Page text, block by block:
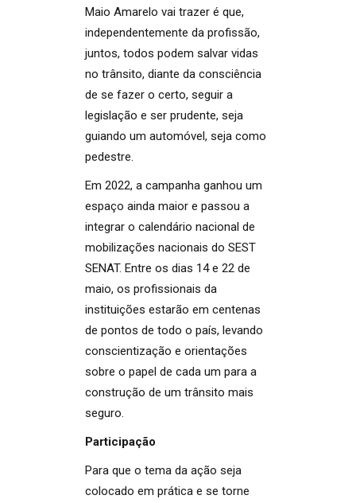
Maio Amarelo vai trazer é que,
independentemente da profissão,
juntos, todos podem salvar vidas
no trânsito, diante da consciência
de se fazer o certo, seguir a
legislação e ser prudente, seja
guiando um automóvel, seja como
pedestre.
Em 2022, a campanha ganhou um
espaço ainda maior e passou a
integrar o calendário nacional de
mobilizações nacionais do SEST
SENAT. Entre os dias 14 e 22 de
maio, os profissionais da
instituições estarão em centenas
de pontos de todo o país, levando
conscientização e orientações
sobre o papel de cada um para a
construção de um trânsito mais
seguro.
Participação
Para que o tema da ação seja
colocado em prática e se torne